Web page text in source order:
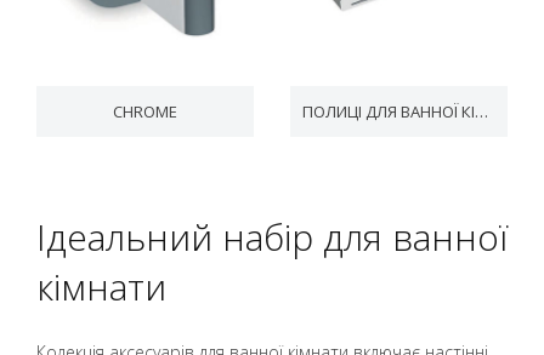
CHROME ПОЛИЦІ ДЛЯ ВАННОЇ КІМНАТИ SLIM
Ідеальний набір для ванної
кімнати